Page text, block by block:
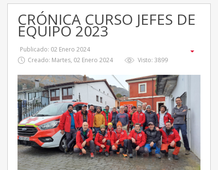
CRÓNICA CURSO JEFES DE
EQUIPO 2023
Publicado: 02 Enero 2024
Creado: Martes, 02 Enero 2024
Visto: 3899